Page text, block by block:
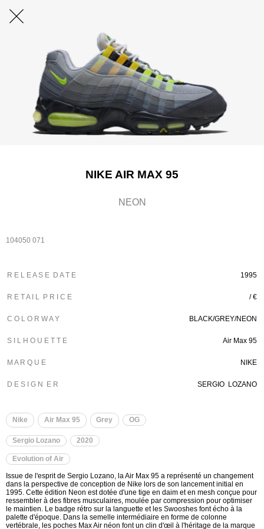
NIKE AIR MAX 95
NEON
104050 071
R E L E A S E D A T E 1995
R E T A I L P R I C E / €
C O L O R W A Y BLACK/GREY/NEON
S I L H O U E T T E Air Max 95
M A R Q U E NIKE
D E S I G N E R SERGIO LOZANO
Nike Air Max 95 Grey OG
Sergio Lozano 2020
Evolution of Air
Issue de l'esprit de Sergio Lozano, la Air Max 95 a représenté un changement
dans la perspective de conception de Nike lors de son lancement initial en
1995. Cette édition Neon est dotée d'une tige en daim et en mesh conçue pour
ressembler à des fibres musculaires, moulée par compression pour optimiser
le maintien. Le badge rétro sur la languette et les Swooshes font écho à la
palette d'époque. Dans la semelle intermédiaire en forme de colonne
vertébrale, les poches Max Air néon font un clin d'œil à l'héritage de la marque